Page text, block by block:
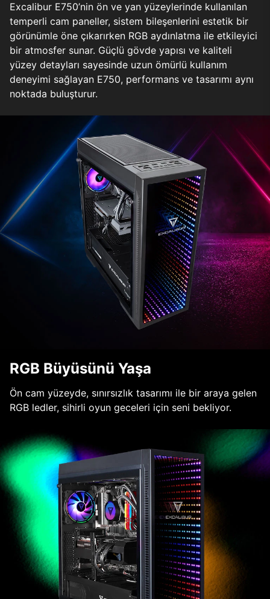
Excalibur E750’nin ön ve yan yüzeylerinde kullanılan
temperli cam paneller, sistem bileşenlerini estetik bir
görünümle öne çıkarırken RGB aydınlatma ile etkileyici
bir atmosfer sunar. Güçlü gövde yapısı ve kaliteli
yüzey detayları sayesinde uzun ömürlü kullanım
deneyimi sağlayan E750, performans ve tasarımı aynı
noktada buluşturur.
RGB Büyüsünü Yaşa
Ön cam yüzeyde, sınırsızlık tasarımı ile bir araya gelen
RGB ledler, sihirli oyun geceleri için seni bekliyor.